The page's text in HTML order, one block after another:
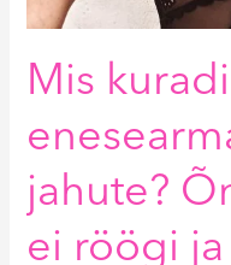
Mis kuradi
jahute?
ei röögi ja